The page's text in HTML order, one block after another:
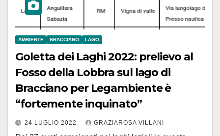
AMBIENTE BRACCIANO LAGO
Goletta dei Laghi 2022: prelievo al
Fosso della Lobbra sul lago di
Bracciano per Legambiente è
“fortemente inquinato”
24 LUGLIO 2022 GRAZIAROSA VILLANI